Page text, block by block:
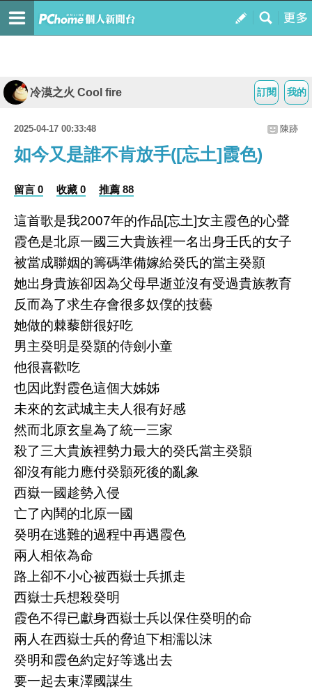
我的
訂閱
冷漠之火 Cool fire
2025-04-17 00:33:48 陳跡
如今又是誰不肯放手([忘土]霞色)
留言 0 收藏 0 推薦 88
這首歌是我2007年的作品[忘土]女主霞色的心聲
霞色是北原一國三大貴族裡一名出身壬氏的女子
被當成聯姻的籌碼準備嫁給癸氏的當主癸顥
她出身貴族卻因為父母早逝並沒有受過貴族教育
反而為了求生存會很多奴僕的技藝
她做的棘藜餅很好吃
男主癸明是癸顥的侍劍小童
他很喜歡吃
也因此對霞色這個大姊姊
未來的玄武城主夫人很有好感
然而北原玄皇為了統一三家
殺了三大貴族裡勢力最大的癸氏當主癸顥
卻沒有能力應付癸顥死後的亂象
西嶽一國趁勢入侵
亡了內鬨的北原一國
癸明在逃難的過程中再遇霞色
兩人相依為命
路上卻不小心被西嶽士兵抓走
西嶽士兵想殺癸明
霞色不得已獻身西嶽士兵以保住癸明的命
兩人在西嶽士兵的脅迫下相濡以沫
癸明和霞色約定好等逃出去
要一起去東澤國謀生